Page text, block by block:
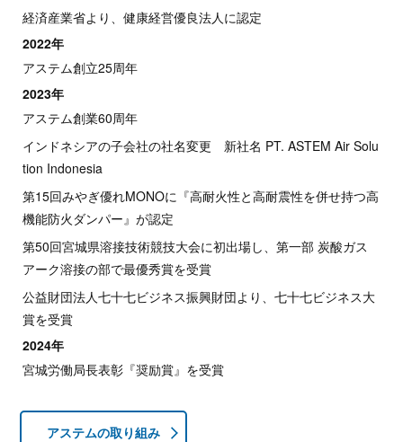
経済産業省より、健康経営優良法人に認定
2022年
アステム創立25周年
2023年
アステム創業60周年
インドネシアの子会社の社名変更 新社名 PT. ASTEM Air Solu
tion Indonesia
第15回みやぎ優れMONOに『高耐火性と高耐震性を併せ持つ高
機能防火ダンパー』が認定
第50回宮城県溶接技術競技大会に初出場し、第一部 炭酸ガス
アーク溶接の部で最優秀賞を受賞
公益財団法人七十七ビジネス振興財団より、七十七ビジネス大
賞を受賞
2024年
宮城労働局長表彰『奨励賞』を受賞
アステムの取り組み